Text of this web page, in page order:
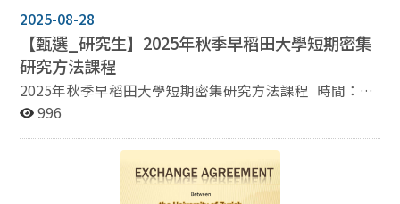
2025-08-28
【甄選_研究生】2025年秋季早稻田大學短期密集
研究方法課程
2025年秋季早稻田大學短期密集研究方法課程 時間：
2025年10月9、10日。 地點：日本東京市早稻田大學 課
集研究方法課程，旨在讓參加者熟悉目前國際政治學界常
用的幾種研究方法，特別著重介紹現場實驗法（field
experiment）眼球追蹤及臉部表情分析軟體（Eye-
996